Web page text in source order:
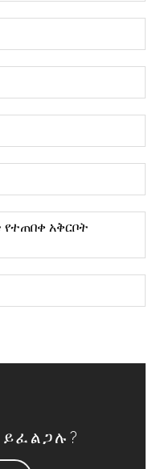
የተጠበቀ አቅርቦት